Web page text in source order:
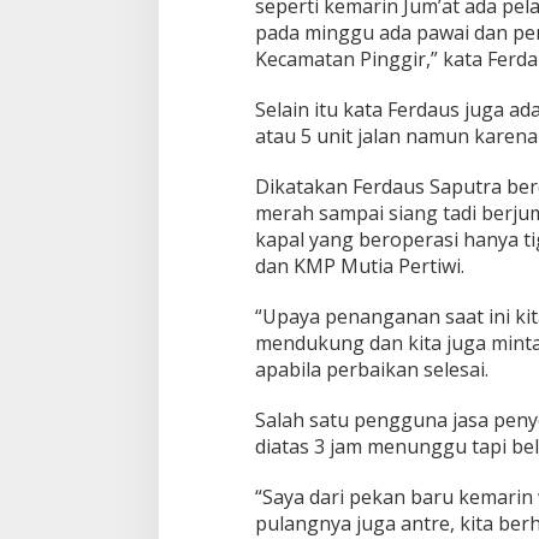
d
a
a
a
o
d
a
E
a
t
P
a
b
h
a
seperti kemarin Jum’at ada
pada minggu ada pawai dan
Kecamatan Pinggir,” kata
Selain itu kata Ferdaus juga
atau 5 unit jalan namun
Dikatakan Ferdaus Saputra
merah sampai siang tadi
kapal yang beroperasi hanya
dan KMP Mutia Pertiwi.
“Upaya penanganan saat ini
mendukung dan kita juga
apabila perbaikan selesai.
Salah satu pengguna jasa
diatas 3 jam menunggu tapi
“Saya dari pekan baru
pulangnya juga antre, kita